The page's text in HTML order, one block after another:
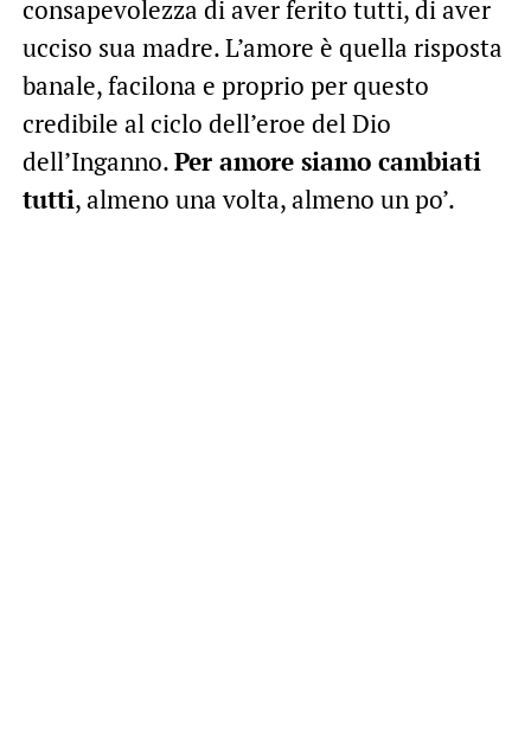
consapevolezza di aver ferito tutti, di aver
ucciso sua madre. L’amore è quella risposta
banale, facilona e proprio per questo
credibile al ciclo dell’eroe del Dio
dell’Inganno.Per amore siamo cambiati
tutti, almeno una volta, almeno un po’.